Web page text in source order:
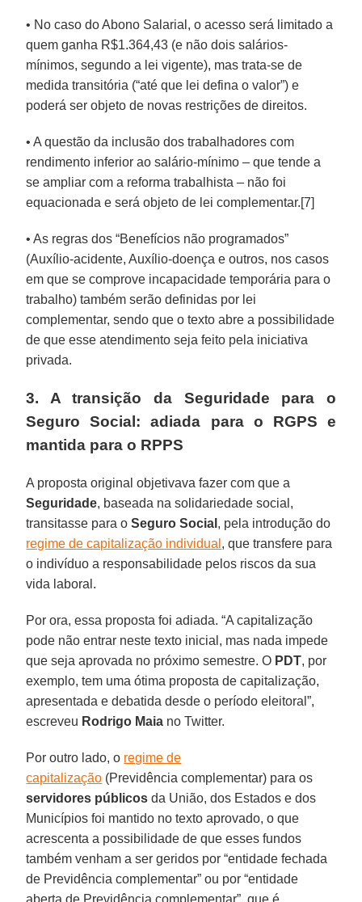
• No caso do Abono Salarial, o acesso será limitado a
quem ganha R$1.364,43 (e não dois salários-
mínimos, segundo a lei vigente), mas trata-se de
medida transitória (“até que lei defina o valor”) e
poderá ser objeto de novas restrições de direitos.
• A questão da inclusão dos trabalhadores com
rendimento inferior ao salário-mínimo – que tende a
se ampliar com a reforma trabalhista – não foi
equacionada e será objeto de lei complementar.[7]
• As regras dos “Benefícios não programados”
(Auxílio-acidente, Auxílio-doença e outros, nos casos
em que se comprove incapacidade temporária para o
trabalho) também serão definidas por lei
complementar, sendo que o texto abre a possibilidade
de que esse atendimento seja feito pela iniciativa
privada.
3. A transição da Seguridade para o
Seguro Social: adiada para o RGPS e
mantida para o RPPS
A proposta original objetivava fazer com que a
Seguridade, baseada na solidariedade social,
transitasse para oSeguro Social , pela introdução do
regime de capitalização individual , que transfere para
o indivíduo a responsabilidade pelos riscos da sua
vida laboral.
Por ora, essa proposta foi adiada. “A capitalização
pode não entrar neste texto inicial, mas nada impede
que seja aprovada no próximo semestre. O PDT, por
exemplo, tem uma ótima proposta de capitalização,
apresentada e debatida desde o período eleitoral”,
escreveu Rodrigo Maia no Twitter.
Por outro lado, o regime de
capitalização (Previdência complementar) para os
servidores públicos da União, dos Estados e dos
Municípios foi mantido no texto aprovado, o que
acrescenta a possibilidade de que esses fundos
também venham a ser geridos por “entidade fechada
de Previdência complementar” ou por “entidade
aberta de Previdência complementar”, que é